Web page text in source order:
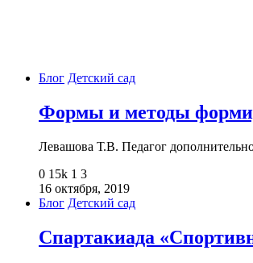
Блог Детский сад
Формы и методы
Левашова Т.В. Педагог
0 15k 1 3
16 октября, 2019
Блог Детский сад
Спартакиада